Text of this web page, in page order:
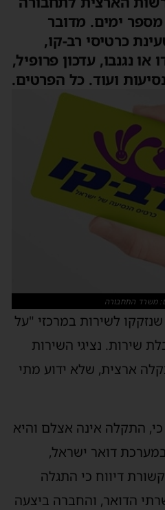
מספר ימים. מדובר
כרטיסי רב-קו,
נגנבו, עדכון פרופיל,
ועוד. כל הפרטים.
משרד התחבורה
לשירות במרכזי "על
שירות. נציגי השירות
ארצית, שלא ידוע מתי
התקלה אינה אצלם והיא
דואר ישראל,
דיווח כי התגלה
הדואר, והחברה ביצעה